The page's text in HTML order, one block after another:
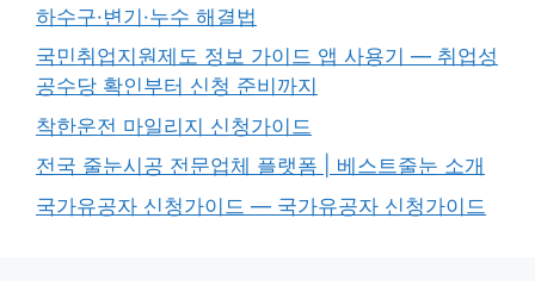
하수구·변기·누수 해결법
국민취업지원제도 정보 가이드 앱 사용기 — 취업성
공수당 확인부터 신청 준비까지
착한운전 마일리지 신청가이드
전국 줄눈시공 전문업체 플랫폼 | 베스트줄눈 소개
국가유공자 신청가이드 — 국가유공자 신청가이드